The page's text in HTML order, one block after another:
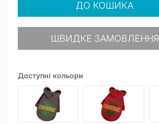
Доступні кольори
ДО КОШИКА
ШВИДКЕ ЗАМОВЛЕННЯ